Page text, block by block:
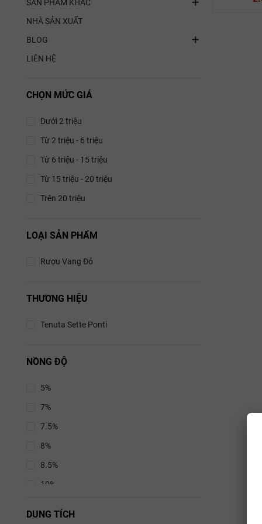
SẢN PHẨM KHÁC
NHÀ SẢN XUẤT
BLOG
LIÊN HỆ
CHỌN MỨC GIÁ
Dưới 2 triệu
Từ 2 triệu - 6 triệu
Từ 6 triệu - 15 triệu
Từ 15 triệu - 20 triệu
Trên 20 triệu
LOẠI SẢN PHẨM
Rượu Vang Đỏ
THƯƠNG HIỆU
Tenuta Sette Ponti
NỒNG ĐỘ
5%
7%
7.5%
8%
8.5%
10%
DUNG TÍCH